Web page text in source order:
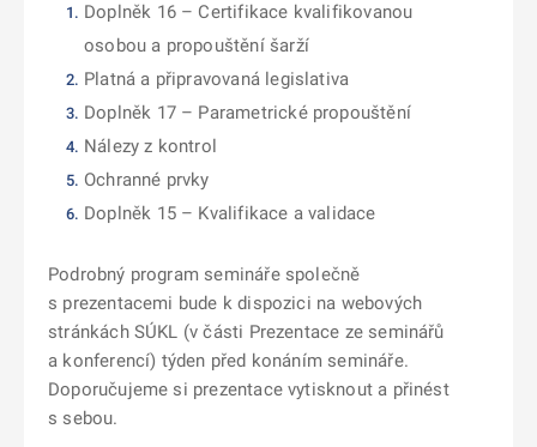
Doplněk 16 – Certifikace kvalifikovanou
osobou a propouštění šarží
Platná a připravovaná legislativa
Doplněk 17 – Parametrické propouštění
Nálezy z kontrol
Ochranné prvky
Doplněk 15 – Kvalifikace a validace
Podrobný program semináře společně
s prezentacemi bude k dispozici na webových
stránkách SÚKL (v části Prezentace ze seminářů
a konferencí) týden před konáním semináře.
Doporučujeme si prezentace vytisknout a přinést
s sebou.